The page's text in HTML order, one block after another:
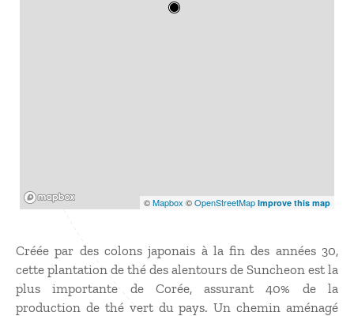
©Mapbox ©OpenStreetMap Improve this map
Créée par des colons japonais à la fin des années 30,
cette plantation de thé des alentours de Suncheon est la
plus importante de Corée, assurant 40% de la
production de thé vert du pays. Un chemin aménagé